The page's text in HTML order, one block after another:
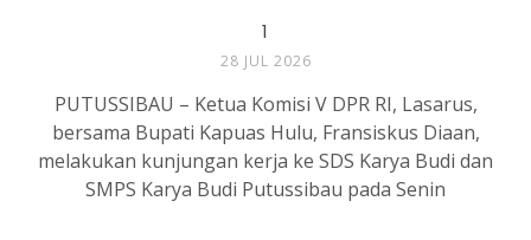
1
28 JUL 2026
PUTUSSIBAU – Ketua Komisi V DPR RI, Lasarus,
bersama Bupati Kapuas Hulu, Fransiskus Diaan,
melakukan kunjungan kerja ke SDS Karya Budi dan
SMPS Karya Budi Putussibau pada Senin